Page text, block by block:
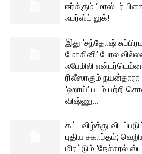
ஈர்க்கும் ‘மாஸ்டர்
ஃபர்ஸ்ட் லுக்!
இது ‘சந்தோஷ்
மோகினி’ போல
ஃபேமிலி
ரிலீஸாகும்
‘ஹாய்’ படம் பற்றி
விஷ்ணு...
கட்டவிழ்த்து
புதிய சகாப்தம்;
மிரட்டும் ‘நேச்சுரல்